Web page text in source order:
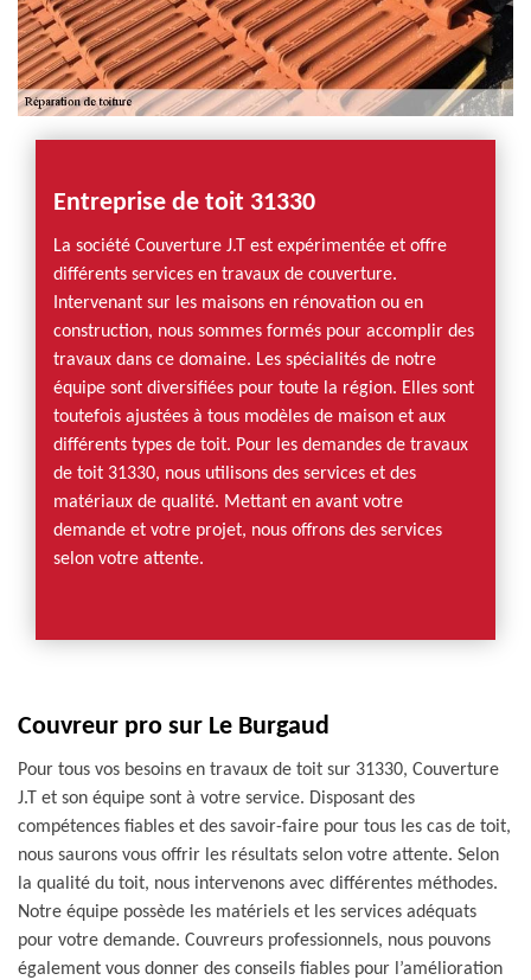
Entreprise de toit 31330
La société Couverture J.T est expérimentée et offre
différents services en travaux de couverture.
Intervenant sur les maisons en rénovation ou en
construction, nous sommes formés pour accomplir des
travaux dans ce domaine. Les spécialités de notre
équipe sont diversifiées pour toute la région. Elles sont
toutefois ajustées à tous modèles de maison et aux
différents types de toit. Pour les demandes de travaux
de toit 31330, nous utilisons des services et des
matériaux de qualité. Mettant en avant votre
demande et votre projet, nous offrons des services
selon votre attente.
Couvreur pro sur Le Burgaud
Pour tous vos besoins en travaux de toit sur 31330, Couverture
J.T et son équipe sont à votre service. Disposant des
compétences fiables et des savoir-faire pour tous les cas de toit,
nous saurons vous offrir les résultats selon votre attente. Selon
la qualité du toit, nous intervenons avec différentes méthodes.
Notre équipe possède les matériels et les services adéquats
pour votre demande. Couvreurs professionnels, nous pouvons
également vous donner des conseils fiables pour l’amélioration